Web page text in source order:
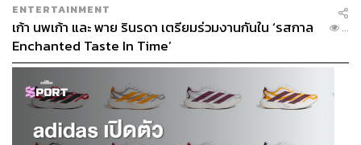
ENTERTAINMENT
เก้า นพเก้า และ พาย รินรดา เตรียมร่วมงานกันใน ‘รสกาล
Enchanted Taste In Time’
...